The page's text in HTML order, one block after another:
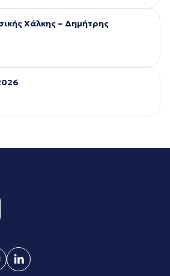
Χάλκης – Δημήτρης